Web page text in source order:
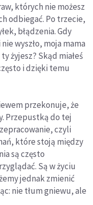
których nie możesz
odbiegać. Po trzecie,
błądzenia. Gdy
wyszło, moja mama
żyjesz? Skąd miałeś
i dzięki temu
przekonuje, że
Przepustką do tej
czyli
które stoją między
są często
Są w życiu
jednak zmienić
nie tłum gniewu, ale